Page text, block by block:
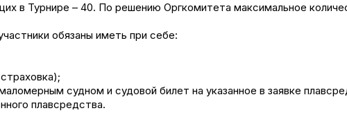
в Турнире – 40. По решению Оргкомитета максимальное
обязаны иметь при себе:
судном и судовой билет на указанное в заявке
плавсредства.